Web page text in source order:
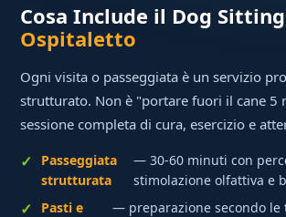
Cosa Include il Dog
Ospitaletto
Ogni visita o passeggiata è un servizio
strutturato. Non è "portare fuori il cane
sessione completa di cura, esercizio e
Passeggiata
strutturata
— 30-60 minuti con
stimolazione olfattiva e
Pasti e
— preparazione secondo le